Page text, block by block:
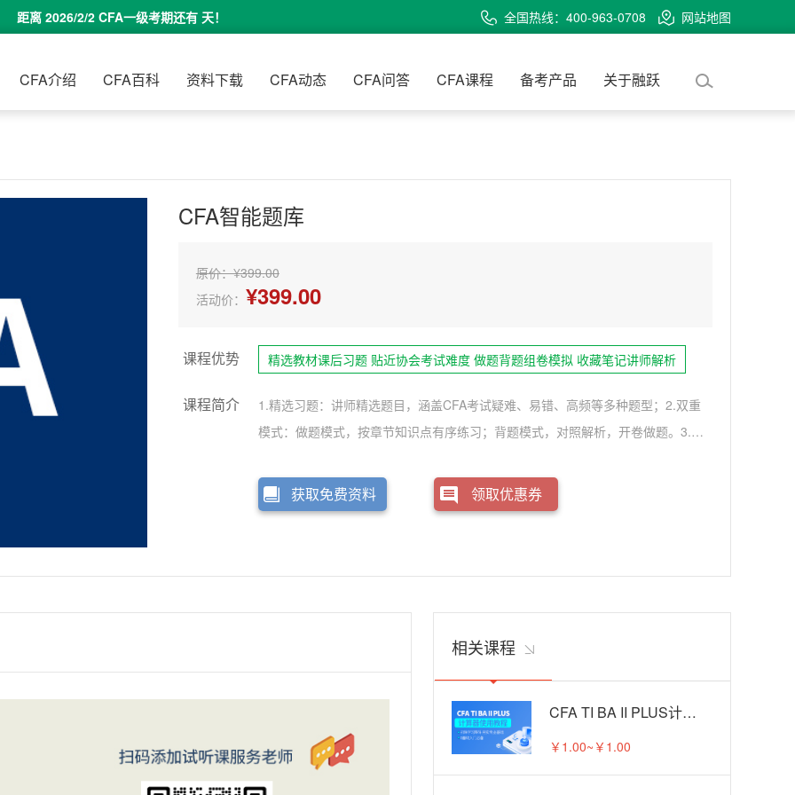
距离 2026/2/2 CFA一级考期还有 天！ 全国热线：400-963-0708 网站地图
CFA介绍 CFA百科 资料下载 CFA动态 CFA问答 CFA课程 备考产品 关于融跃
CFA智能题库
原价：¥399.00
活动价： ¥399.00
课程优势 精选教材课后习题 贴近协会考试难度 做题背题组卷模拟 收藏笔记讲师解析
课程简介
1.精选习题：讲师精选题目，涵盖CFA考试疑难、易错、高频等多种题型；2.双重
模式：做题模式，按章节知识点有序练习；背题模式，对照解析，开卷做题。3.双
5.强大功能：错题收录、收藏收录，多种设备同步记忆，助你高效备考。
获取免费资料 领取优惠券
相关课程
CFA TI BA II PLUS计算器使用教程
￥1.00~￥1.00